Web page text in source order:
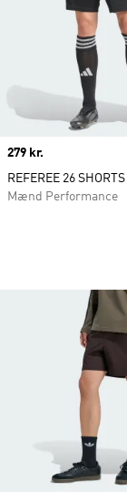
Price
279 kr.
REFEREE 26 SHORTS
Mænd Performance